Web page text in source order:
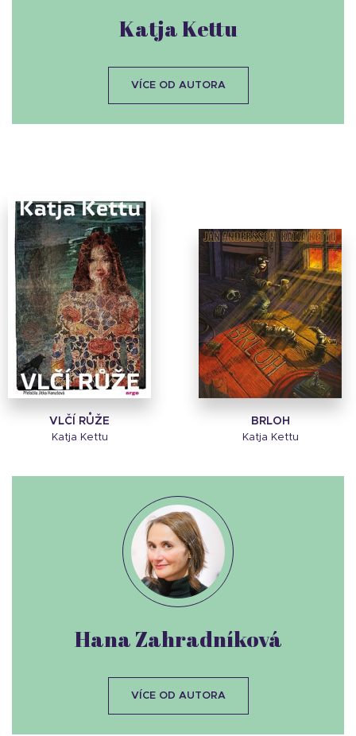
VLČÍ RŮŽE
Katja Kettu
BRLOH
Katja Kettu
Katja Kettu
VÍCE OD AUTORA
Hana Zahradníková
VÍCE OD AUTORA